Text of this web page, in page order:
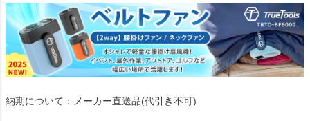
納期について：メーカー直送品(代引き不可)